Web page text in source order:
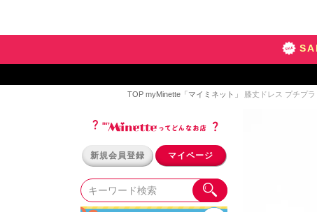
TOP myMinette「マイミネット」 膝丈ドレス プチプ
新規会員登録 マイページ